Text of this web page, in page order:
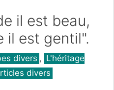
il est beau,
il est gentil".
divers , L'héritage
divers